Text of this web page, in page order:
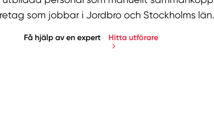
som jobbar i Jordbro och Stockholms län.
Få hjälp av en expert Hitta utförare